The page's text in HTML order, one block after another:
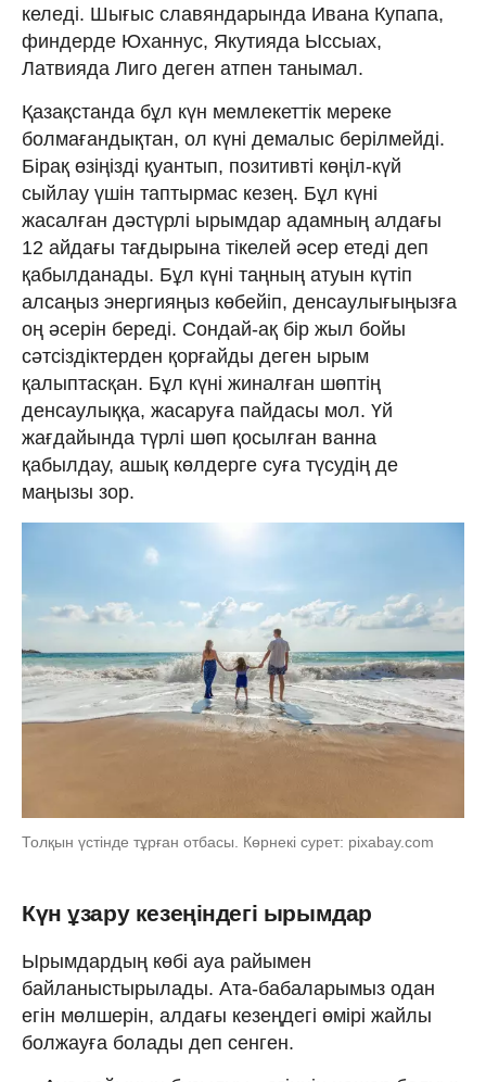
келеді. Шығыс славяндарында Ивана Купапа,
финдерде Юханнус, Якутияда Ыссыах,
Латвияда Лиго деген атпен танымал.
Қазақстанда бұл күн мемлекеттік мереке
болмағандықтан, ол күні демалыс берілмейді.
Бірақ өзіңізді қуантып, позитивті көңіл-күй
сыйлау үшін таптырмас кезең. Бұл күні
жасалған дәстүрлі ырымдар адамның алдағы
12 айдағы тағдырына тікелей әсер етеді деп
қабылданады. Бұл күні таңның атуын күтіп
алсаңыз энергияңыз көбейіп, денсаулығыңызға
оң әсерін береді. Сондай-ақ бір жыл бойы
сәтсіздіктерден қорғайды деген ырым
қалыптасқан. Бұл күні жиналған шөптің
денсаулыққа, жасаруға пайдасы мол. Үй
жағдайында түрлі шөп қосылған ванна
қабылдау, ашық көлдерге суға түсудің де
маңызы зор.
Толқын үстінде тұрған отбасы. Көрнекі сурет: pixabay.com
Күн ұзару кезеңіндегі ырымдар
Ырымдардың көбі ауа райымен
байланыстырылады. Ата-бабаларымыз одан
егін мөлшерін, алдағы кезеңдегі өмірі жайлы
болжауға болады деп сенген.